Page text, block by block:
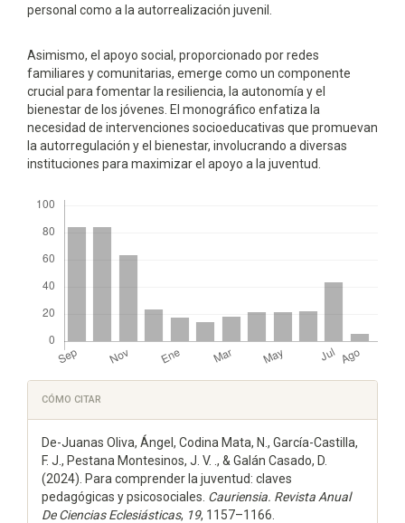
personal como a la autorrealización juvenil.
Asimismo, el apoyo social, proporcionado por redes
familiares y comunitarias, emerge como un componente
crucial para fomentar la resiliencia, la autonomía y el
bienestar de los jóvenes. El monográfico enfatiza la
necesidad de intervenciones socioeducativas que promuevan
la autorregulación y el bienestar, involucrando a diversas
instituciones para maximizar el apoyo a la juventud.
Detalles
del
artículo
CÓMO CITAR
De-Juanas Oliva, Ángel, Codina Mata, N., García-Castilla,
F. J., Pestana Montesinos, J. V. ., & Galán Casado, D.
(2024). Para comprender la juventud: claves
pedagógicas y psicosociales. Cauriensia. Revista Anual
De Ciencias Eclesiásticas, 19, 1157–1166.